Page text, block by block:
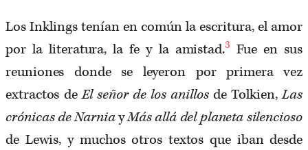
Los Inklings tenían en común la escritura, el amor
por la literatura, la fe y la amistad.3 Fue en sus
reuniones donde se leyeron por primera vez
extractos deEl señor de los anillosde Tolkien,Las
crónicas de NarniayMás allá del planeta silencioso
de Lewis, y muchos otros textos que iban desde